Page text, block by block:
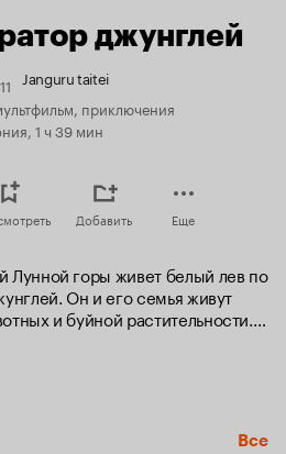
джунглей
Janguru taitei
приключения
1 ч 39 мин
Добавить Еще
Лунной горы живет белый лев по
Он и его семья живут
и буйной растительности.
Лео, разрушают мир своими
«сияющих камней» - источника
Все